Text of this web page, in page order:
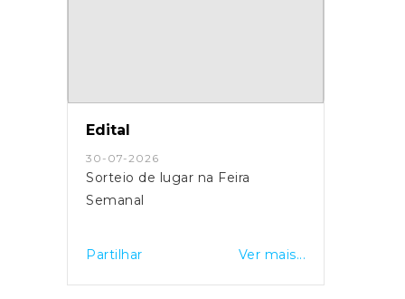
Edital
30-07-2026
Sorteio de lugar na Feira
Semanal
Partilhar Ver mais...